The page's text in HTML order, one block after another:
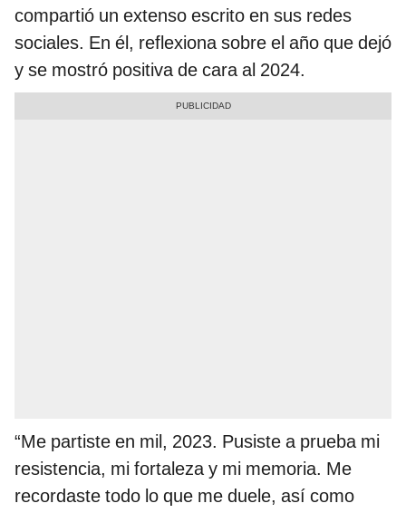
compartió un extenso escrito en sus redes
sociales. En él, reflexiona sobre el año que dejó
y se mostró positiva de cara al 2024.
“Me partiste en mil, 2023. Pusiste a prueba mi
resistencia, mi fortaleza y mi memoria. Me
recordaste todo lo que me duele, así como